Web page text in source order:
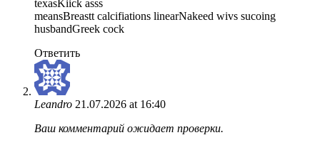
texasKiick asss
meansBreastt calcifiations linearNakeed wivs sucoing
husbandGreek cock
Ответить
Leandro 21.07.2026 at 16:40
Ваш комментарий ожидает проверки.